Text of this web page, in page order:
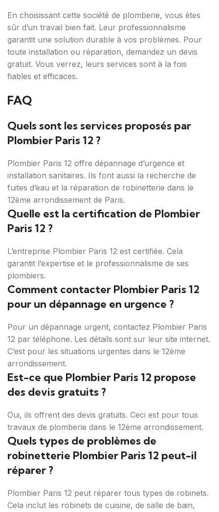
En choisissant cette société de plomberie, vous êtes
sûr d’un travail bien fait. Leur professionnalisme
garantit une solution durable à vos problèmes. Pour
toute installation ou réparation, demandez un devis
gratuit. Vous verrez, leurs services sont à la fois
fiables et efficaces.
FAQ
Quels sont les services proposés par
Plombier Paris 12 ?
Plombier Paris 12 offre dépannage d’urgence et
installation sanitaires. Ils font aussi la recherche de
fuites d’eau et la réparation de robinetterie dans le
12ème arrondissement de Paris.
Quelle est la certification de Plombier
Paris 12 ?
L’entreprise Plombier Paris 12 est certifiée. Cela
garantit l’expertise et le professionnalisme de ses
plombiers.
Comment contacter Plombier Paris 12
pour un dépannage en urgence ?
Pour un dépannage urgent, contactez Plombier Paris
12 par téléphone. Les détails sont sur leur site internet.
C’est pour les situations urgentes dans le 12ème
arrondissement.
Est-ce que Plombier Paris 12 propose
des devis gratuits ?
Oui, ils offrent des devis gratuits. Ceci est pour tous
travaux de plomberie dans le 12ème arrondissement.
Quels types de problèmes de
robinetterie Plombier Paris 12 peut-il
réparer ?
Plombier Paris 12 peut réparer tous types de robinets.
Cela inclut les robinets de cuisine, de salle de bain,